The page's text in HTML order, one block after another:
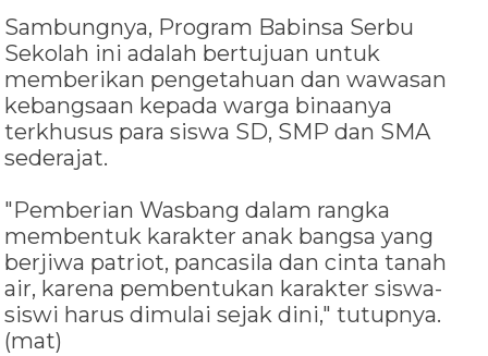
Sambungnya, Program Babinsa Serbu
Sekolah ini adalah bertujuan untuk
memberikan pengetahuan dan wawasan
kebangsaan kepada warga binaanya
terkhusus para siswa SD, SMP dan SMA
sederajat.
"Pemberian Wasbang dalam rangka
membentuk karakter anak bangsa yang
berjiwa patriot, pancasila dan cinta tanah
air, karena pembentukan karakter siswa-
siswi harus dimulai sejak dini," tutupnya.
(mat)